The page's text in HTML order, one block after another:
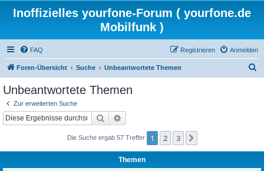
Inoffizielles yourfone-Forum ( yourfone.de
Mobilfunk )
FAQ Anmelden
Registrieren
Foren-Übersicht Suche Unbeantwortete Themen
Unbeantwortete Themen
Zur erweiterten Suche
Suche
Die Suche ergab 57 Treffer 1 2 3
Themen